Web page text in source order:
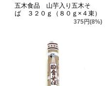
五木食品 山芋入り五木そ
ば ３２０ｇ（８０ｇ×４束）
375円(8%)